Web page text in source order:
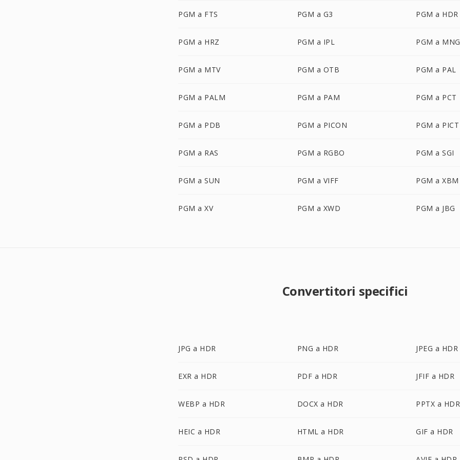
PGM a FTS PGM a G3 PGM a HDR
PGM a HRZ PGM a IPL PGM a MNG
PGM a MTV PGM a OTB PGM a PAL
PGM a PALM PGM a PAM PGM a PCT
PGM a PDB PGM a PICON PGM a PICT
PGM a RAS PGM a RGBO PGM a SGI
PGM a SUN PGM a VIFF PGM a XBM
PGM a XV PGM a XWD PGM a JBG
Convertitori specifici
JPG a HDR PNG a HDR JPEG a HDR
EXR a HDR PDF a HDR JFIF a HDR
WEBP a HDR DOCX a HDR PPTX a HDR
HEIC a HDR HTML a HDR GIF a HDR